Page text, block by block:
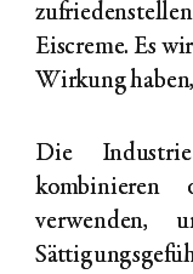
Eiscreme. Es
Wirkung
Die
kombinieren
verwenden,